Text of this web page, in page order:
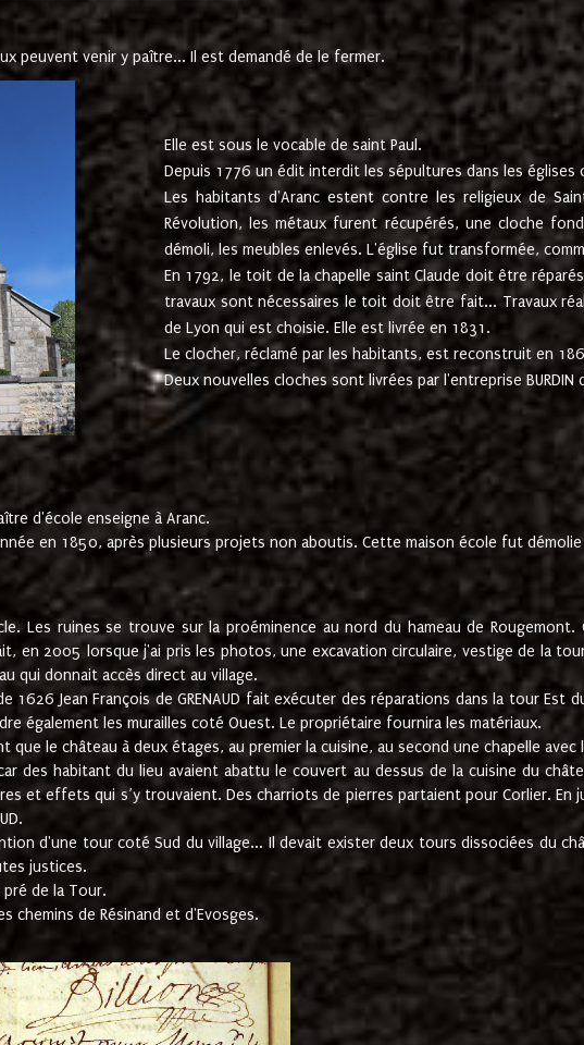
peuvent venir y paître... Il est demandé de le fermer.
Elle est sous le vocable de saint Paul.
Depuis 1776 un édit interdit les sépultures dans les églises
Les habitants d'Aranc estent contre les religieux de
Révolution, les métaux furent récupérés, une cloche
démoli, les meubles enlevés. L'église fut transformée,
En 1792, le toit de la chapelle saint Claude doit être
travaux sont nécessaires le toit doit être fait... Travaux
de Lyon qui est choisie. Elle est livrée en 1831.
Le clocher, réclamé par les habitants, est reconstruit en
Deux nouvelles cloches sont livrées par l'entreprise BURDIN
d'école enseigne à Aranc.
en 1850, après plusieurs projets non aboutis. Cette maison école fut
Les ruines se trouve sur la proéminence au nord du hameau de
en 2005 lorsque j'ai pris les photos, une excavation circulaire, vestige de la
qui donnait accès direct au village.
1626 Jean François de GRENAUD fait exécuter des réparations dans la tour Est
également les murailles coté Ouest. Le propriétaire fournira les matériaux.
que le château à deux étages, au premier la cuisine, au second une chapelle
des habitant du lieu avaient abattu le couvert au dessus de la cuisine du
et effets qui s’y trouvaient. Des charriots de pierres partaient pour Corlier. En
d'une tour coté Sud du village... Il devait exister deux tours dissociées du
justices.
de la Tour.
chemins de Résinand et d'Evosges.